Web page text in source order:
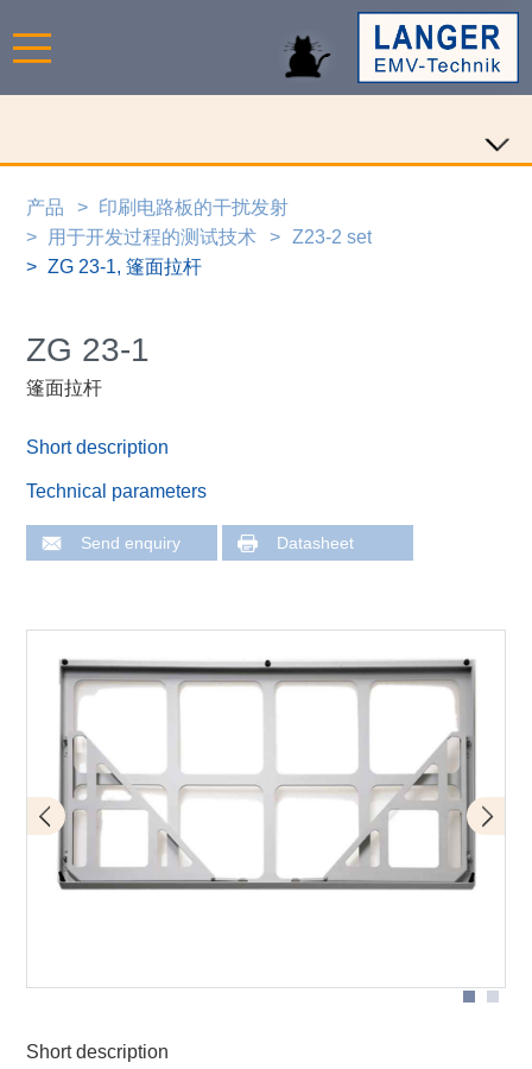
产品
印刷电路板的干扰发射
用于开发过程的测试技术
Z23-2 set
ZG 23-1, 篷面拉杆
ZG 23-1
篷面拉杆
Short description
Technical parameters
Send enquiry Datasheet
Short description